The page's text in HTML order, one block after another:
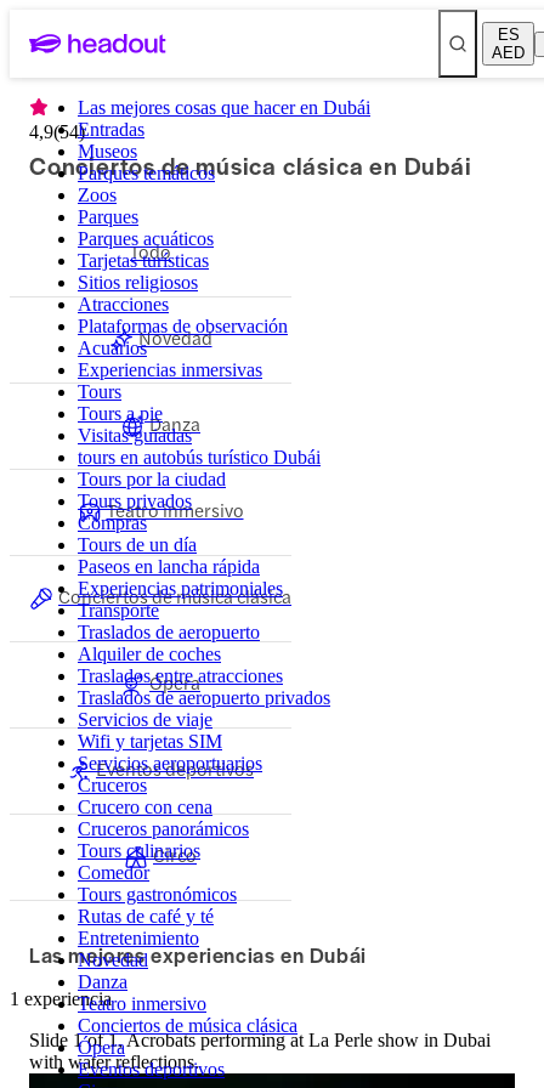
ES
AED
Las mejores cosas que hacer en Dubái
Entradas
Museos
Parques temáticos
Zoos
Parques
Parques acuáticos
Tarjetas turísticas
Sitios religiosos
Atracciones
Plataformas de observación
Acuarios
Experiencias inmersivas
Tours
Tours a pie
Visitas guiadas
tours en autobús turístico Dubái
Tours por la ciudad
Tours privados
Compras
Tours de un día
Paseos en lancha rápida
Experiencias patrimoniales
Transporte
Traslados de aeropuerto
Alquiler de coches
Traslados entre atracciones
Traslados de aeropuerto privados
Servicios de viaje
Wifi y tarjetas SIM
Servicios aeroportuarios
Cruceros
Crucero con cena
Cruceros panorámicos
Tours culinarios
Comedor
Tours gastronómicos
Rutas de café y té
Entretenimiento
Novedad
Danza
Teatro inmersivo
Conciertos de música clásica
Ópera
Eventos deportivos
4,9(54)
Conciertos de música clásica en Dubái
Todo
Novedad
Danza
Teatro inmersivo
Conciertos de música clásica
Ópera
Eventos deportivos
Circo
Las mejores experiencias en Dubái
1 experiencia
Slide 1 of 1, Acrobats performing at La Perle show in Dubai
with water reflections.